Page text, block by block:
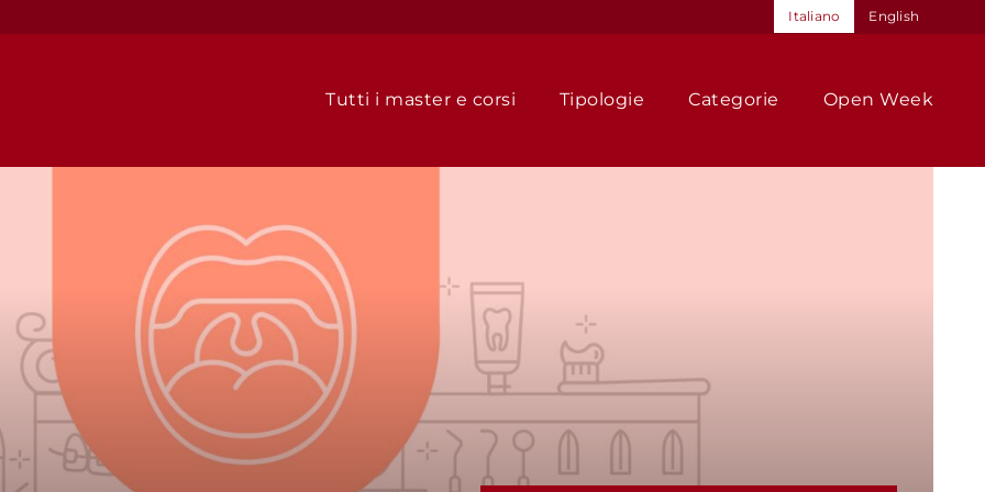
Italiano English
Tutti i master e corsi Tipologie Categorie Open Week